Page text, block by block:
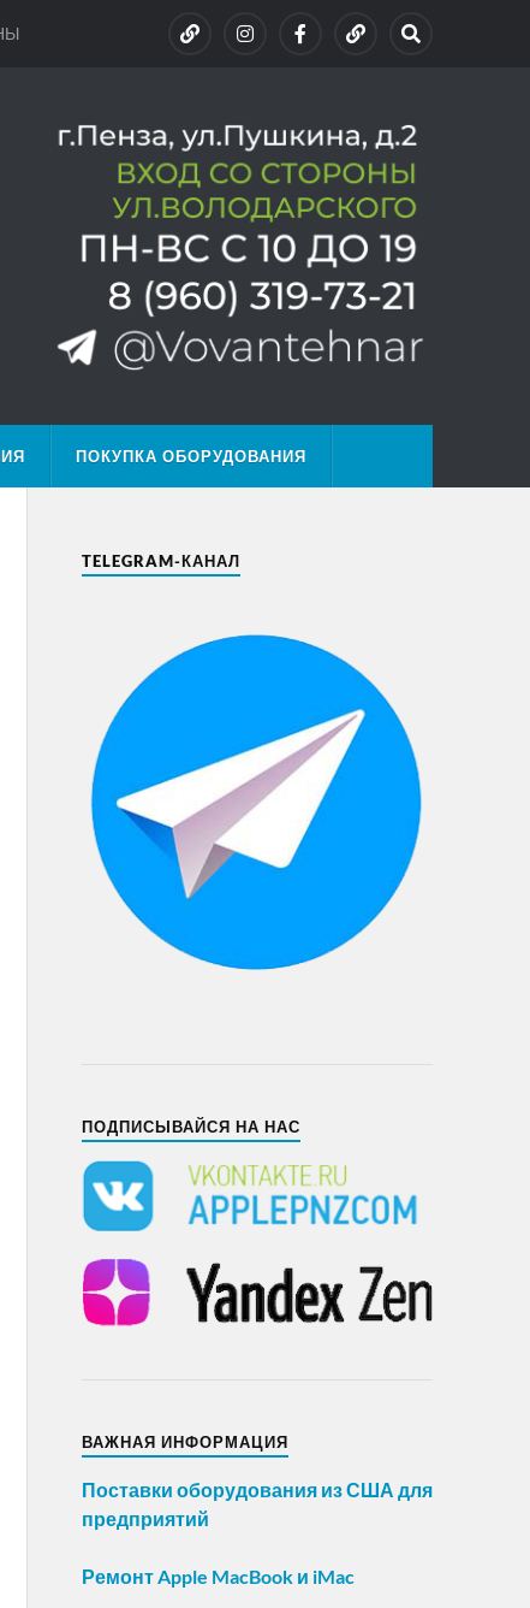
ПОКУПКА ОБОРУДОВАНИЯ
TELEGRAM-КАНАЛ
ПОДПИСЫВАЙСЯ НА НАС
ВАЖНАЯ ИНФОРМАЦИЯ
Поставки оборудования из США для
предприятий
Ремонт Apple MacBook и iMac